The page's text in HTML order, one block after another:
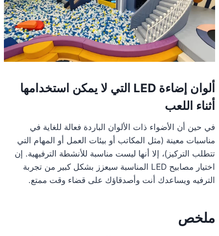
ألوان إضاءة LED التي لا يمكن استخدامها
أثناء اللعب
في حين أن الأضواء ذات الألوان الباردة فعالة للغاية في
مناسبات معينة (مثل المكاتب أو بيئات العمل أو المهام التي
تتطلب التركيز)، إلا أنها ليست مناسبة للأنشطة الترفيهية. إن
اختيار مصابيح LED المناسبة سيعزز بشكل كبير من تجربة
الترفيه ويساعدك أنت وأصدقاؤك على قضاء وقت ممتع.
ملخص